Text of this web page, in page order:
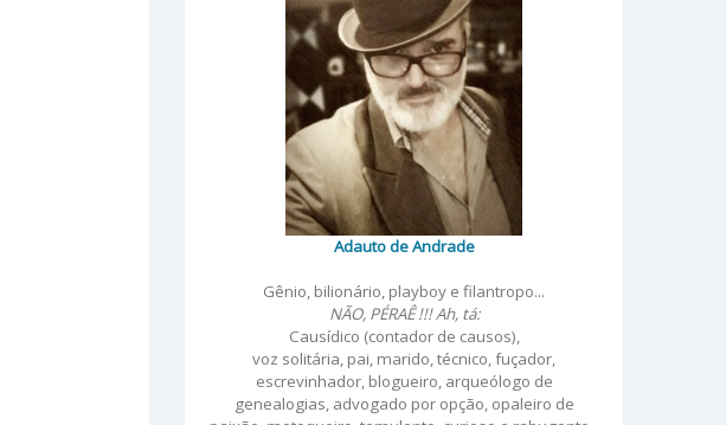
Adauto de Andrade
Gênio, bilionário, playboy e filantropo...
NÃO, PÉRAÊ !!! Ah, tá:
Causídico (contador de causos),
voz solitária, pai, marido, técnico, fuçador,
escrevinhador, blogueiro, arqueólogo de
genealogias, advogado por opção, opaleiro de